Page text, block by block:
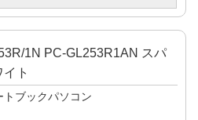
1N PC-GL253R1AN スパ
ト
トブックパソコン